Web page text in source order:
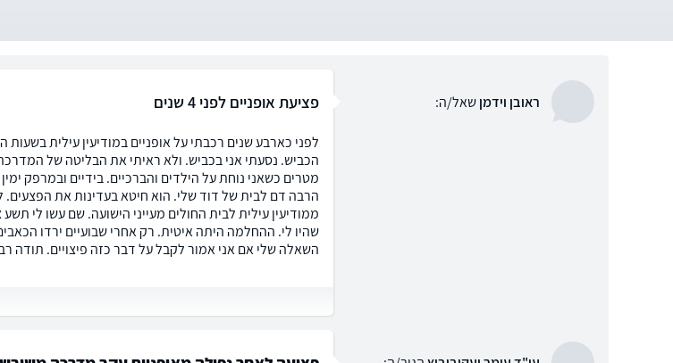
ראובן וידמןשאל/ה: פציעת אופניים לפני 4 שנים
לפני כארבע שנים רכבתי על אופניים במודיעין עילית
הכביש. נסעתי אני בכביש. ולא ראיתי את הבליטה של
מטרים כשאני נוחת על הילדים והברכיים. בידיים ובמרפק
הרבה דם לבית של דוד שלי. הוא חיטא בעדינות את
ממודיעין עילית לבית החולים מעייני הישועה. שם עשו לי
שהיו לי. ההחלמה היתה איטית. רק אחרי שבועיים ירדו
השאלה שלי אם אני אמור לקבל על דבר כזה פיצויים.